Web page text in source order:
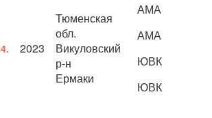
2023
Тюменская
обл.
Викуловский
р-н
Ермаки
АМА
АМА
ЮВК
ЮВК